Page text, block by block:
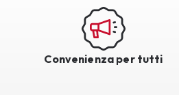
Convenienza per tutti